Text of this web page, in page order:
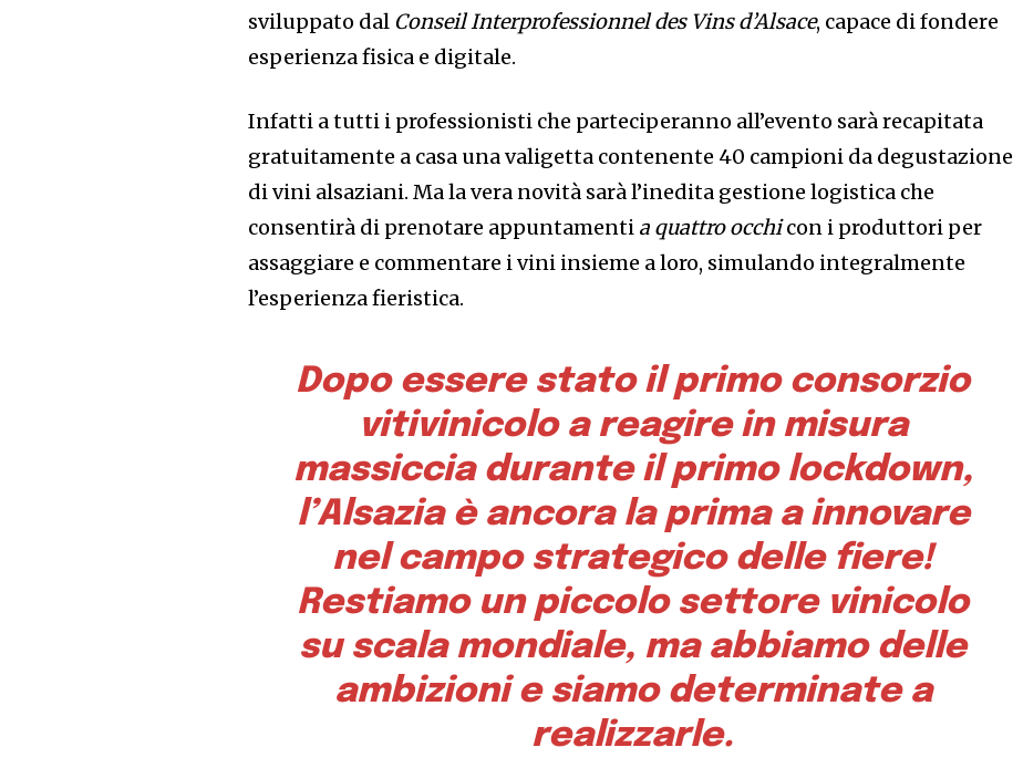
sviluppato dal Conseil Interprofessionnel des Vins d’Alsace, capace di fondere
esperienza fisica e digitale.
Infatti a tutti i professionisti che parteciperanno all’evento sarà recapitata
gratuitamente a casa una valigetta contenente 40 campioni da degustazione
di vini alsaziani. Ma la vera novità sarà l’inedita gestione logistica che
consentirà di prenotare appuntamenti a quattro occhicon i produttori per
assaggiare e commentare i vini insieme a loro, simulando integralmente
l’esperienza fieristica.
Dopo essere stato il primo consorzio
vitivinicolo a reagire in misura
massiccia durante il primo lockdown,
l’Alsazia è ancora la prima a innovare
nel campo strategico delle fiere!
Restiamo un piccolo settore vinicolo
su scala mondiale, ma abbiamo delle
ambizioni e siamo determinate a
realizzarle.